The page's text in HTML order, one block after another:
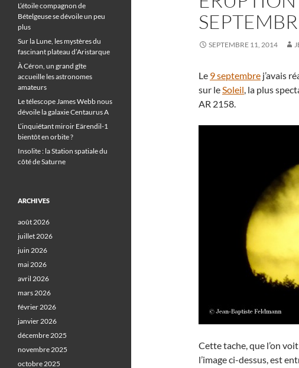
SEPTEMBRE 11, 2014
Le 9 septembre j’avais
sur leSoleil, la plus
AR 2158.
Cette tache, que l’on
l’image ci-dessus, est
L’étoile compagnon de
Bételgeuse se dévoile un peu
plus
Sur la Lune, les mystères du
fascinant plateau d’Aristarque
À Céron, un grand gîte
accueille les astronomes
amateurs
Le télescope James Webb nous
dévoile la galaxie Centaurus A
L’inquiétant miroir Eärendil-1
bientôt en orbite ?
Insolite : la Station spatiale du
côté de Saturne
ARCHIVES
août 2026
juillet 2026
juin 2026
mai 2026
avril 2026
mars 2026
février 2026
janvier 2026
décembre 2025
novembre 2025
octobre 2025